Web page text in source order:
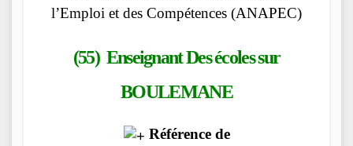
l’Emploi et des Compétences (ANAPEC)
(55) Enseignant Des écolessur
BOULEMANE
Référence de